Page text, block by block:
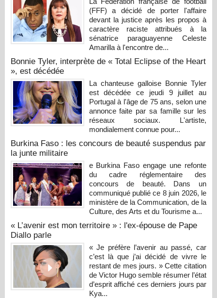
(FFF) a décidé de porter l'affaire
devant la justice après les propos à
caractère raciste attribués à la
sénatrice paraguayenne Celeste
Amarilla à l'encontre de...
Bonnie Tyler, interprète de « Total Eclipse of the Heart
», est décédée
La chanteuse galloise Bonnie Tyler
est décédée ce jeudi 9 juillet au
Portugal à l'âge de 75 ans, selon une
annonce faite par sa famille sur les
réseaux sociaux. L'artiste,
mondialement connue pour...
Burkina Faso : les concours de beauté suspendus par
la junte militaire
e Burkina Faso engage une refonte
du cadre réglementaire des
concours de beauté. Dans un
communiqué publié ce 8 juin 2026, le
ministère de la Communication, de la
Culture, des Arts et du Tourisme a...
« L’avenir est mon territoire » : l'ex-épouse de Pape
Diallo parle
« Je préfère l’avenir au passé, car
c’est là que j’ai décidé de vivre le
restant de mes jours. » Cette citation
de Victor Hugo semble résumer l’état
d’esprit affiché ces derniers jours par
Kya...